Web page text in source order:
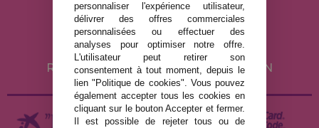
POLITIQUE DE CONFIDENTIALITÉ
POLITIQUE DE COOKIES
LIVRAISON ET RETOUR
RETOURS / DROIT DE RÉTRACTATION
personnaliser l'expérience utilisateur,
délivrer des offres commerciales
personnalisées ou effectuer des
analyses pour optimiser notre offre.
L'utilisateur peut retirer son
consentement à tout moment, depuis le
lien "Politique de cookies". Vous pouvez
également accepter tous les cookies en
cliquant sur le bouton Accepter et fermer.
Il est possible de rejeter tous ou de